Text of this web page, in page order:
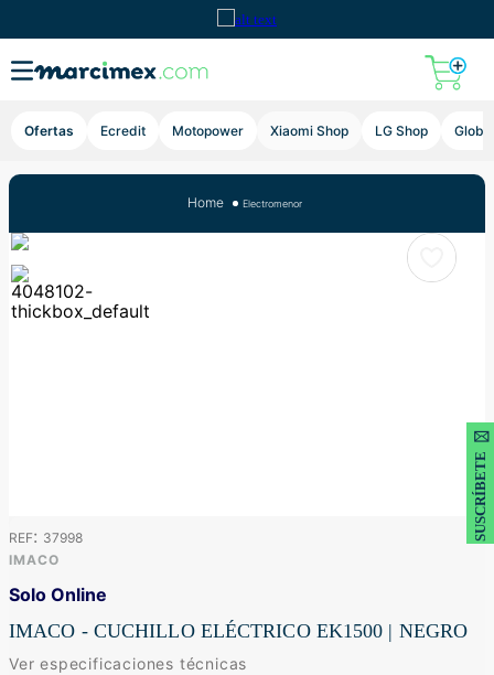
Ofertas Ecredit Motopower Xiaomi Shop LG Shop Global
SUSCRÍBETE 🖂
Electromenor
: 37998
IMACO
Solo Online
IMACO - CUCHILLO ELÉCTRICO EK1500 | NEGRO
Ver especificaciones técnicas